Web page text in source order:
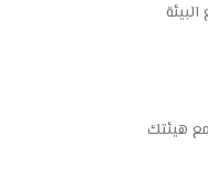
مع هيئتك